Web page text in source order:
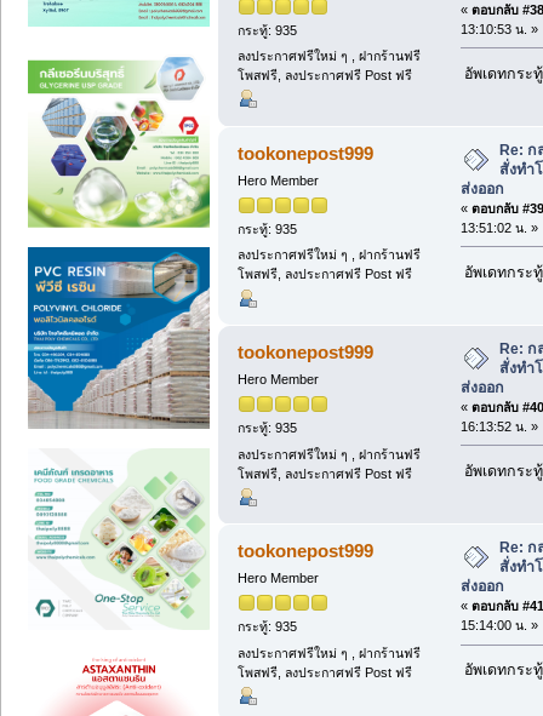
กระทู้: 935
ลงประกาศฟรีใหม่ ๆ , ฝากร้านฟรี
โพสฟรี, ลงประกาศฟรี Post ฟรี
« ตอบกลับ
13:10:53 น. »
อัพเดทกระทู้
tookonepost999
Hero Member
กระทู้: 935
ลงประกาศฟรีใหม่ ๆ , ฝากร้านฟรี
โพสฟรี, ลงประกาศฟรี Post ฟรี
Re: ก
สั่งทำ
ส่งออก
« ตอบกลับ
13:51:02 น. »
อัพเดทกระทู้
tookonepost999
Hero Member
กระทู้: 935
ลงประกาศฟรีใหม่ ๆ , ฝากร้านฟรี
โพสฟรี, ลงประกาศฟรี Post ฟรี
Re:
สั่งทำ
ส่งออก
« ตอบกลับ
16:13:52 น. »
อัพเดทกระทู้
tookonepost999
Hero Member
กระทู้: 935
ลงประกาศฟรีใหม่ ๆ , ฝากร้านฟรี
โพสฟรี, ลงประกาศฟรี Post ฟรี
Re:
สั่งทำ
ส่งออก
« ตอบกลับ
15:14:00 น. »
อัพเดทกระทู้